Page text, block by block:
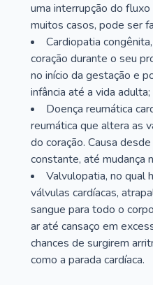
uma interrupção do
muitos casos, pode ser
Cardiopatia
coração durante o seu
no início da gestação e
infância até a vida adulta;
Doença reumática
reumática que altera as
do coração. Causa
constante, até mudança
Valvulopatia, no qual
válvulas cardíacas,
sangue para todo o
ar até cansaço em
chances de surgirem
como a parada cardíaca.